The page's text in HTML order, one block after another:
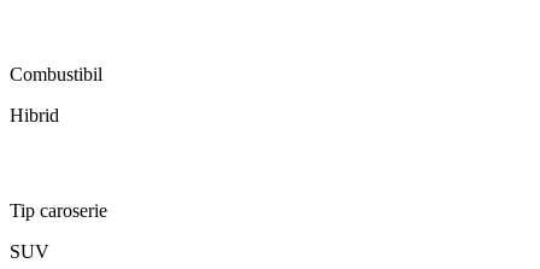
Combustibil
Hibrid
Tip caroserie
SUV